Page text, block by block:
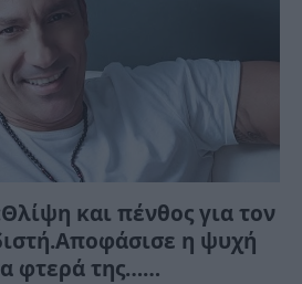
και πένθος για τον
η ψυχή
φτερά της……